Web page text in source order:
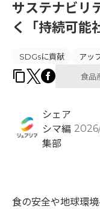
サステナビリ
く「持続可能
SDGsに貢献 アッ
食品
シェア
シマ編
集部
食の安全や地球環